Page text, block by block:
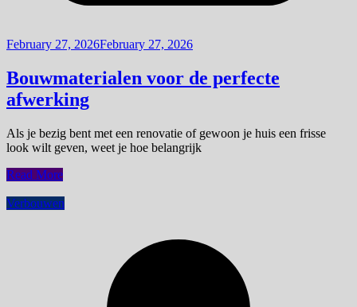
February 27, 2026February 27, 2026
Bouwmaterialen voor de perfecte
afwerking
Als je bezig bent met een renovatie of gewoon je huis een frisse
look wilt geven, weet je hoe belangrijk
Read More
Verbouwen